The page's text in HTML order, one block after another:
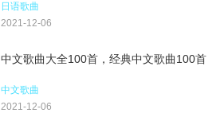
日语歌曲
2021-12-06
中文歌曲大全100首，经典中文歌曲100首
中文歌曲
2021-12-06